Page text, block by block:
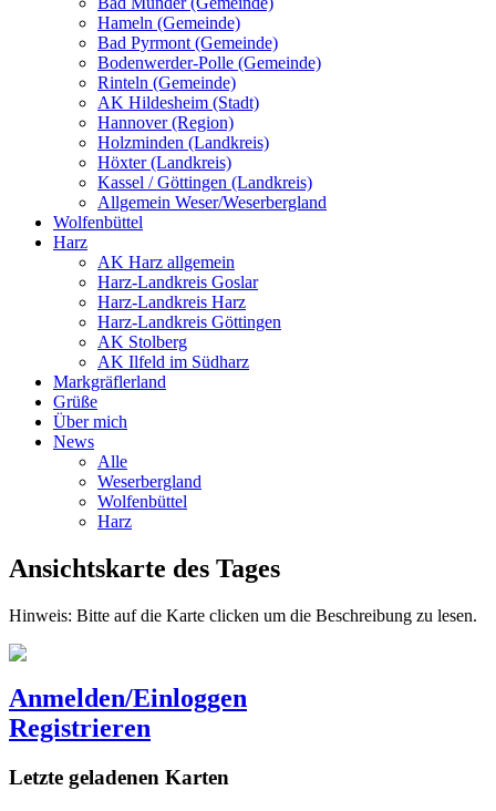
Hameln (Gemeinde)
Bad Pyrmont (Gemeinde)
Bodenwerder-Polle (Gemeinde)
Rinteln (Gemeinde)
AK Hildesheim (Stadt)
Hannover (Region)
Holzminden (Landkreis)
Höxter (Landkreis)
Kassel / Göttingen (Landkreis)
Allgemein Weser/Weserbergland
Wolfenbüttel
Harz
AK Harz allgemein
Harz-Landkreis Goslar
Harz-Landkreis Harz
Harz-Landkreis Göttingen
AK Stolberg
AK Ilfeld im Südharz
Markgräflerland
Grüße
Über mich
News
Alle
Weserbergland
Wolfenbüttel
Harz
Ansichtskarte des Tages
Hinweis: Bitte auf die Karte clicken um die Beschreibung zu lesen.
Anmelden/Einloggen
Registrieren
Letzte geladenen Karten